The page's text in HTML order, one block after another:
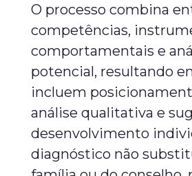
O processo combina
competências,
comportamentais e
potencial, resultando
incluem
análise qualitativa e
desenvolvimento
diagnóstico não